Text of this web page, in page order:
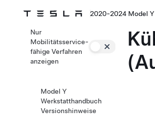
2020-2024 Model
Nur
Mobilitätsservice-
fähige Verfahren
anzeigen
Model Y
Werkstatthandbuch
Versionshinweise